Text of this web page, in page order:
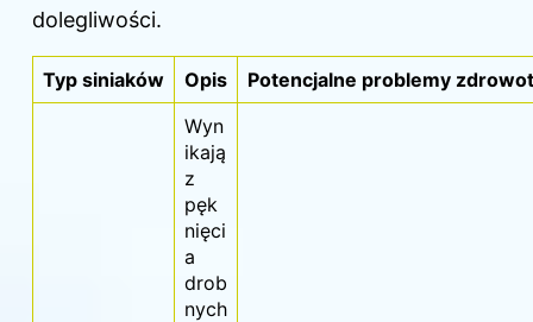
dolegliwości.
Typ siniaków Opis Potencjalne problemy
Wyn
ikają
z
pęk
nięci
a
drob
nych